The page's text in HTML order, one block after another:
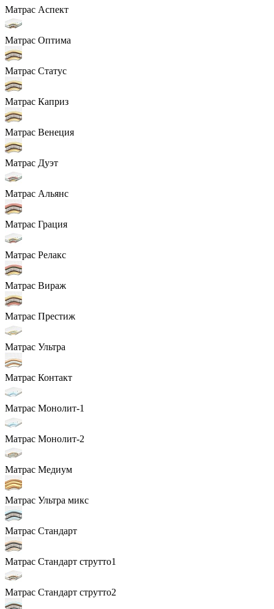
Матрас Аспект
Матрас Оптима
Матрас Статус
Матрас Каприз
Матрас Венеция
Матрас Дуэт
Матрас Альянс
Матрас Грация
Матрас Релакс
Матрас Вираж
Матрас Престиж
Матрас Ультра
Матрас Контакт
Матрас Монолит-1
Матрас Монолит-2
Матрас Медиум
Матрас Ультра микс
Матрас Стандарт
Матрас Стандарт струтто1
Матрас Стандарт струтто2